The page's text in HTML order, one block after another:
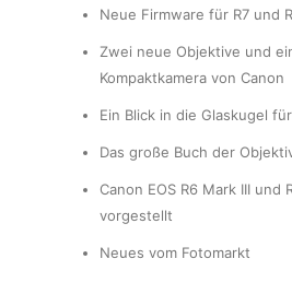
Neue Firmware für R7 und
Zwei neue Objektive und
Kompaktkamera von Canon
Ein Blick in die Glaskugel
Das große Buch der
Canon EOS R6 Mark III und
vorgestellt
Neues vom Fotomarkt